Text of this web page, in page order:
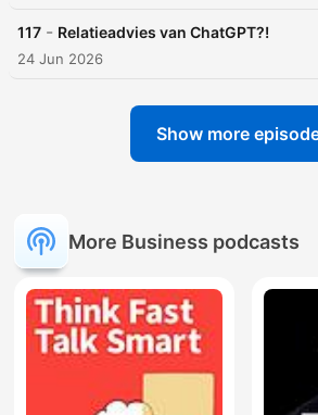
117 - Relatieadvies van ChatGPT?!
24 Jun 2026
Show more
More Business podcasts